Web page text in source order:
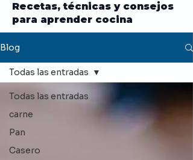
Recetas, técnicas y consejos
para aprender cocina
Blog
Todas las entradas
carne
Pan
Casero
Todas las entradas